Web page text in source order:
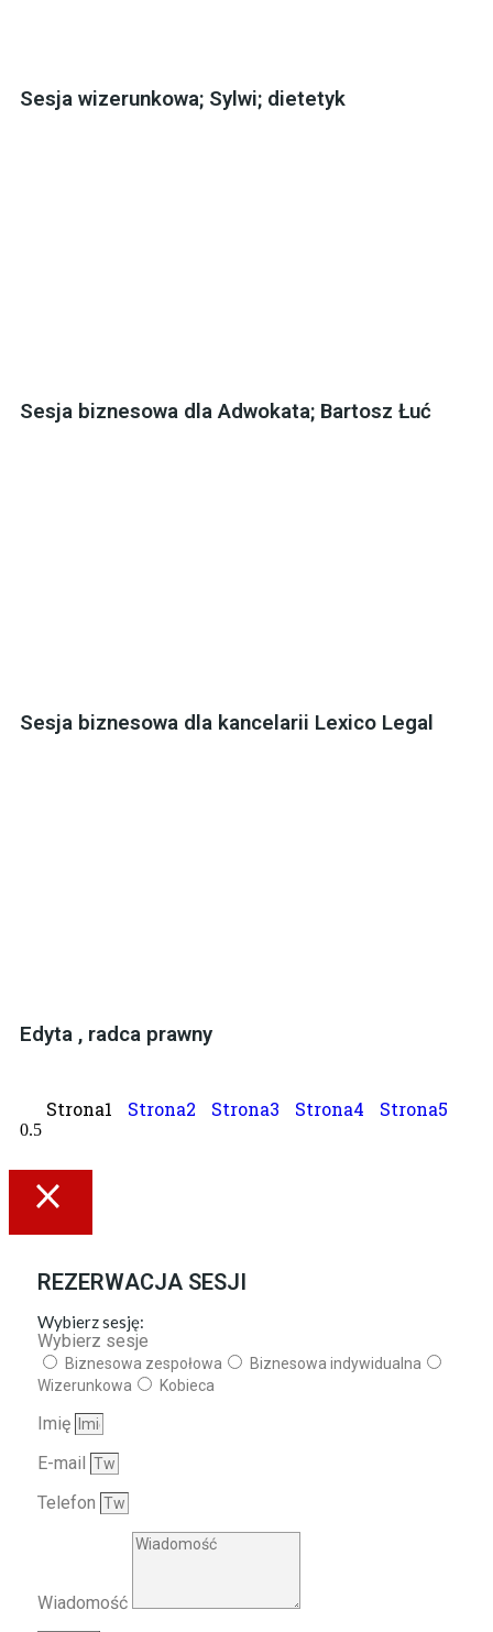
Sesja wizerunkowa; Sylwi; dietetyk
Sesja biznesowa dla Adwokata; Bartosz Łuć
Sesja biznesowa dla kancelarii Lexico Legal
Edyta , radca prawny
Strona1 Strona2 Strona3 Strona4 Strona5
REZERWACJA SESJI
Wybierz sesję:
Wybierz sesje
Biznesowa zespołowa
Biznesowa indywidualna
Wizerunkowa
Kobieca
Imię
E-mail
Telefon
Wiadomość